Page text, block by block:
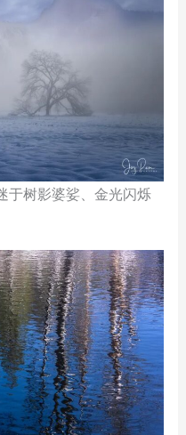
于树影婆娑、金光闪烁